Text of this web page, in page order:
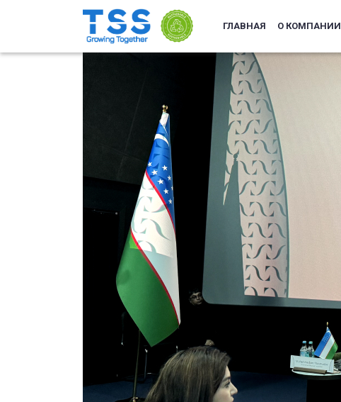
ГЛАВНАЯ О КОМПАНИИ